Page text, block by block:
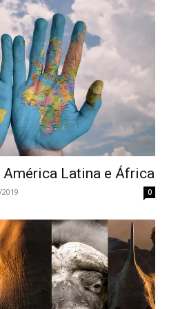
América Latina e África
0